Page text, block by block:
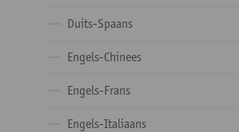
Duits-Spaans
Engels-Chinees
Engels-Frans
Engels-Italiaans